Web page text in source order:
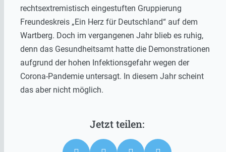
rechtsextremistisch eingestuften Gruppierung
Freundeskreis „Ein Herz für Deutschland“ auf dem
Wartberg. Doch im vergangenen Jahr blieb es ruhig,
denn das Gesundheitsamt hatte die Demonstrationen
aufgrund der hohen Infektionsgefahr wegen der
Corona-Pandemie untersagt. In diesem Jahr scheint
das aber nicht möglich.